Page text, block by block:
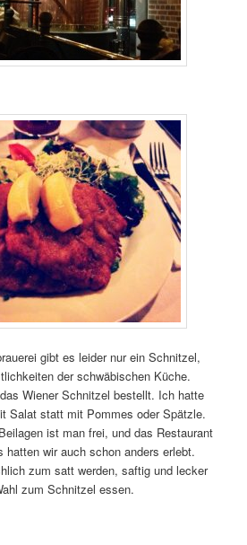
gibt es leider nur ein Schnitzel,
der schwäbischen Küche.
Wiener Schnitzel bestellt. Ich hatte
Salat statt mit Pommes oder Spätzle.
ist man frei, und das Restaurant
hatten wir auch schon anders erlebt.
zum satt werden, saftig und lecker
zum Schnitzel essen.